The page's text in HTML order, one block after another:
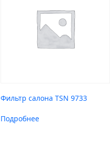
Фильтр салона TSN 9733
Подробнее